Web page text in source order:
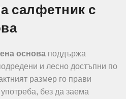
салфетник с
основа поддържа
и лесно достъпни по
размер го прави
без да заема